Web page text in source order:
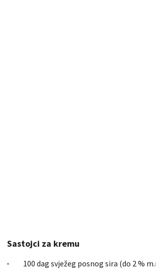
Sastojci za kremu
100 dag svježeg posnog sira (do 2 %